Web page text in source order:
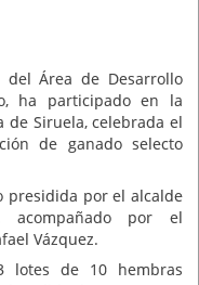
del Área de Desarrollo
ha participado en la
de Siruela, celebrada el
de ganado selecto
presidida por el alcalde
acompañado por el
Vázquez.
lotes de 10 hembras